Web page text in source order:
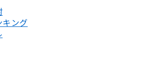
キング